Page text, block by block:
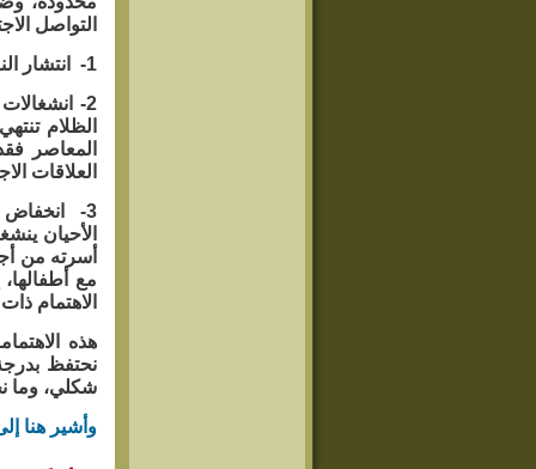
التواصل
1- انتشار الناس جغرافياً، فما عاد الإنسان مقيماً في نفس الحي الذي نشأ فيه.
2-
الظلام
المعاصر
العلاقات
3- انخفاض
الأحيان
أسرته من
مع
الاهتمام
هذه
نحتفظ
شكلي، وما
وأشير هنا